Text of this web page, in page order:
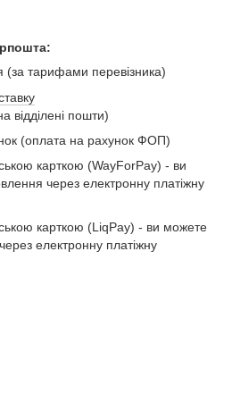
(за тарифами перевізника)
відділені пошти)
(оплата на рахунок ФОП)
карткою (WayForPay) - ви
через електронну платіжну
карткою (LiqPay) - ви можете
електронну платіжну